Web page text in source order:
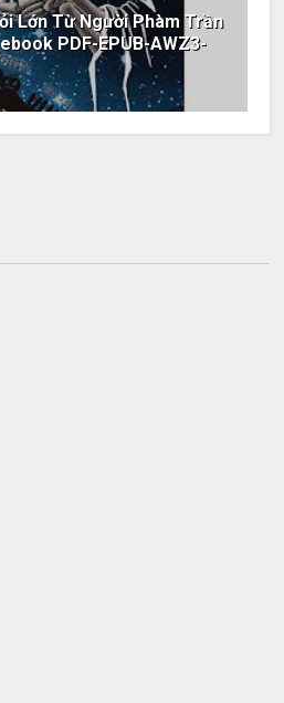
Lớn Từ Người Phàm Trần
PDF-EPUB-AWZ3-